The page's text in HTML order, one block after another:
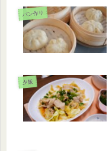
パン作り
夕飯